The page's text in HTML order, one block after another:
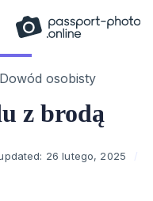
Dowód osobisty
z brodą
26 lutego, 2025